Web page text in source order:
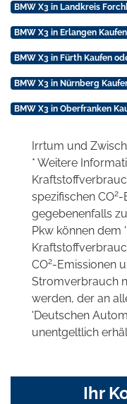
BMW X3 in Landkreis
BMW X3 in Erlangen
BMW X3 in Fürth Kaufen
BMW X3 in Nürnberg
BMW X3 in Oberfranken
Irrtum und
* Weitere
spezifischen CO2-
gegebenenfalls
Pkw können dem
CO2-Emissionen
Stromverbrauch
werden, der an
'Deutschen
unentgeltlich
Ihr